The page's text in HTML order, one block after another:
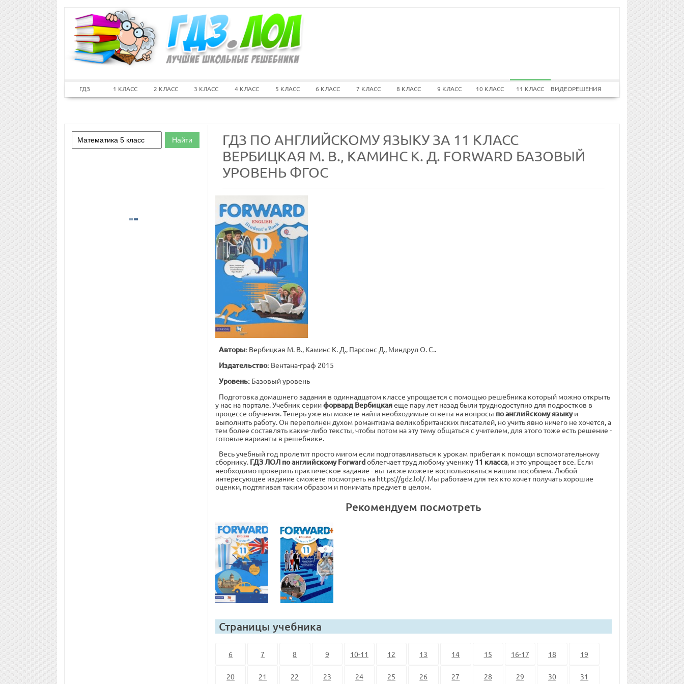
ГДЗ 1 КЛАСС 2 КЛАСС 3 КЛАСС 4 КЛАСС 5 КЛАСС 6 КЛАСС 7 КЛАСС 8 КЛАСС 9 КЛАСС 10 КЛАСС 11 КЛАСС ВИДЕОРЕШЕНИЯ
ГДЗ ПО АНГЛИЙСКОМУ ЯЗЫКУ ЗА 11 КЛАСС
ВЕРБИЦКАЯ М. В., КАМИНС К. Д. FORWARD БАЗОВЫЙ
УРОВЕНЬ ФГОС
Авторы: Вербицкая М. В., Каминс К. Д., Парсонс Д., Миндрул О. С..
Издательство: Вентана-граф 2015
Уровень: Базовый уровень
Подготовка домашнего задания в одиннадцатом классе упрощается с помощью решебника который можно открыть
у нас на портале. Учебник сериифорвард Вербицкаяеще пару лет назад были труднодоступно для подростков в
процессе обучения. Теперь уже вы можете найти необходимые ответы на вопросы по английскому языкуи
выполнить работу. Он переполнен духом романтизма великобританских писателей, но учить явно ничего не хочется, а
тем более составлять какие-либо тексты, чтобы потом на эту тему общаться с учителем, для этого тоже есть решение -
готовые варианты в решебнике.
Весь учебный год пролетит просто мигом если подготавливаться к урокам прибегая к помощи вспомогательному
сборнику. ГДЗ ЛОЛ по английскому Forwardоблегчает труд любому ученику 11 класса, и это упрощает все. Если
необходимо проверить практическое задание - вы также можете воспользоваться нашим пособием. Любой
интересующее издание сможете посмотреть на https://gdz.lol/. Мы работаем для тех кто хочет получать хорошие
оценки, подтягивая таким образом и понимать предмет в целом.
Рекомендуем посмотреть
Страницы учебника
6 7 8 9 10-11 12 13 14 15 16-17 18 19
20 21 22 23 24 25 26 27 28 29 30 31